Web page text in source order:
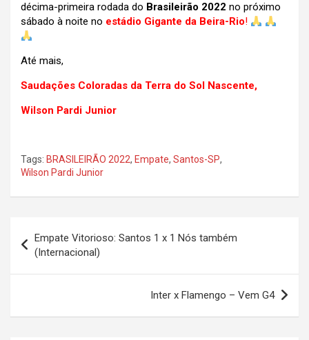
décima-primeira rodada do Brasileirão 2022 no próximo
sábado à noite no estádio Gigante da Beira-Rio!
Até mais,
Saudações Coloradas da Terra do Sol Nascente,
Wilson Pardi Junior
Tags: BRASILEIRÃO 2022, Empate, Santos-SP,
Wilson Pardi Junior
de
Post
Empate Vitorioso: Santos 1 x 1 Nós também
(Internacional)
Inter x Flamengo – Vem G4